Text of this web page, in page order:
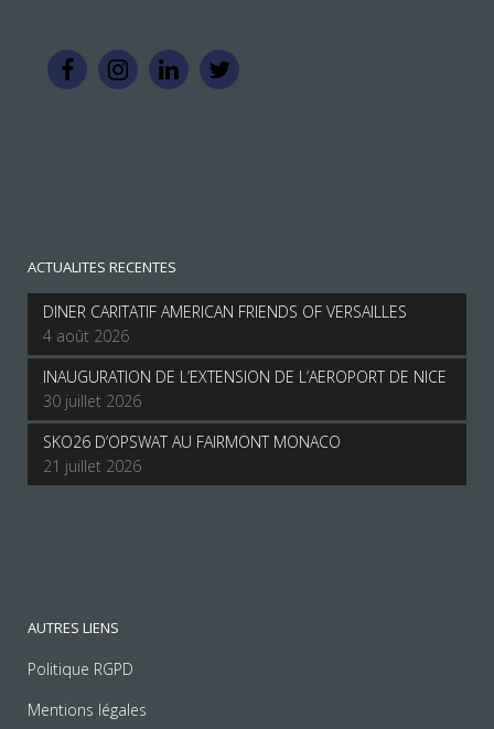
ACTUALITES RECENTES
DINER CARITATIF AMERICAN FRIENDS OF VERSAILLES
4 août 2026
INAUGURATION DE L’EXTENSION DE L’AEROPORT DE NICE
30 juillet 2026
SKO26 D’OPSWAT AU FAIRMONT MONACO
21 juillet 2026
AUTRES LIENS
Politique RGPD
Mentions légales